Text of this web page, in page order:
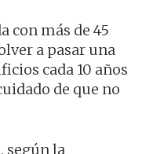
con más de 45
a pasar una
cada 10 años
de que no
según la